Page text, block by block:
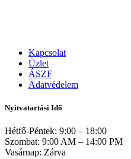
Kapcsolat
Üzlet
ÁSZF
Adatvédelem
Nyitvatartási Idő
Hétfő-Péntek: 9:00 – 18:00
Szombat: 9:00 AM – 14:00 PM
Vasárnap: Zárva